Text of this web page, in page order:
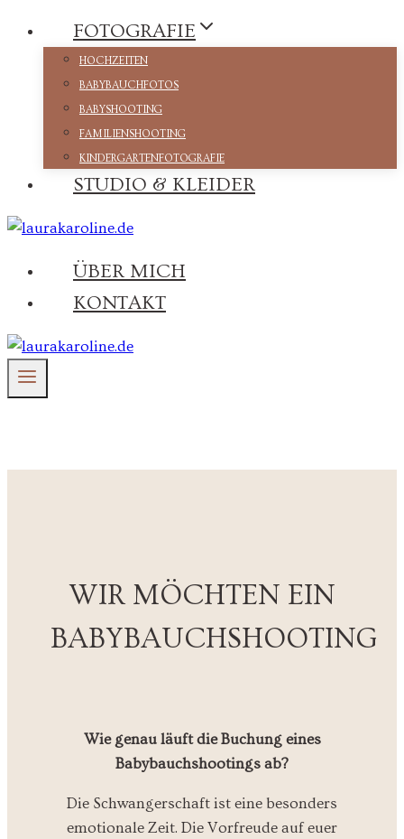
Zum
Inhalt
FOTOGRAFIE
HOCHZEITEN
BABYBAUCHFOTOS
BABYSHOOTING
FAMILIENSHOOTING
KINDERGARTENFOTOGRAFIE
STUDIO & KLEIDER
ÜBER MICH
KONTAKT
WIR MÖCHTEN EIN
BABYBAUCHSHOOTING
Wie genau läuft die Buchung eines
Babybauchshootings ab?
Die Schwangerschaft ist eine besonders
emotionale Zeit. Die Vorfreude auf euer